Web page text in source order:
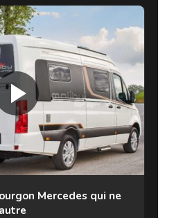
Mercedes qui ne